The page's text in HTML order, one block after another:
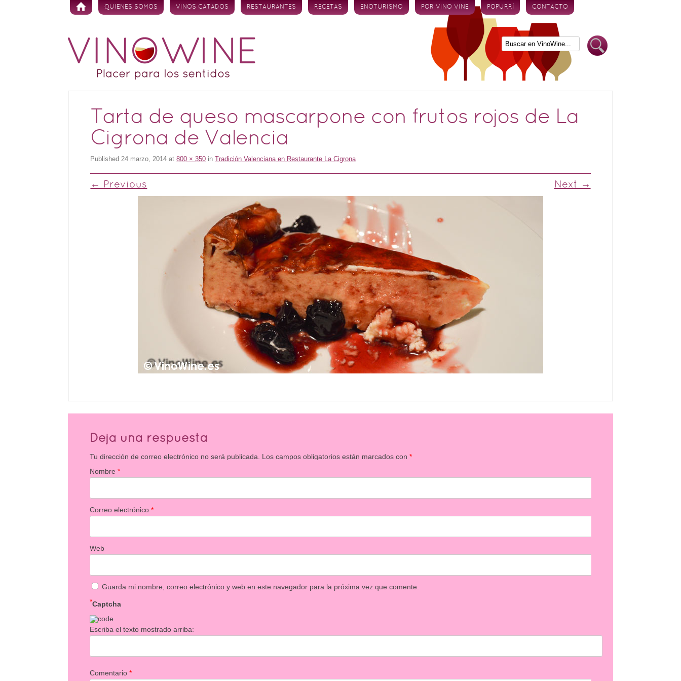
Skip to content
QUIENES SOMOS VINOS CATADOS RESTAURANTES RECETAS ENOTURISMO POR VINO VINE POPURRÍ CONTACTO
Tarta de queso mascarpone con frutos rojos de La
Cigrona de Valencia
Published24 marzo, 2014 at800 × 350 inTradición Valenciana en Restaurante La Cigrona
← Previous Next →
Deja una respuesta
Tu dirección de correo electrónico no será publicada. Los campos obligatorios están marcados con*
Nombre*
Correo electrónico*
Web
Guarda mi nombre, correo electrónico y web en este navegador para la próxima vez que comente.
Captcha
*
Escriba el texto mostrado arriba:
Comentario*